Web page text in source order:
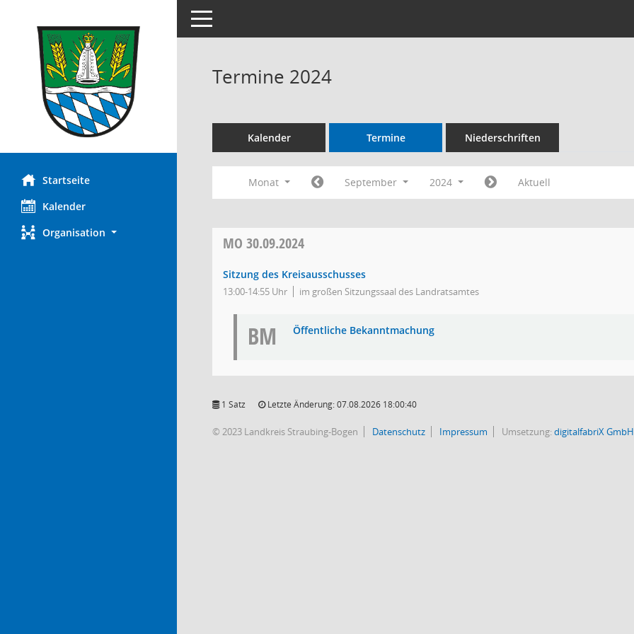
Startseite
Kalender
Organisation
Toggle navigation
Termine 2024
Kalender Termine Niederschriften
Monat September 2024 Aktuell
MO 30.09.2024
Sitzung des Kreisausschusses
13:00-14:55 Uhr im großen Sitzungssaal des Landratsamtes
BM Öffentliche Bekanntmachung
1 Satz Letzte Änderung: 07.08.2026 18:00:40
© 2023 Landkreis Straubing-Bogen Datenschutz Impressum Umsetzung:digitalfabriX GmbH